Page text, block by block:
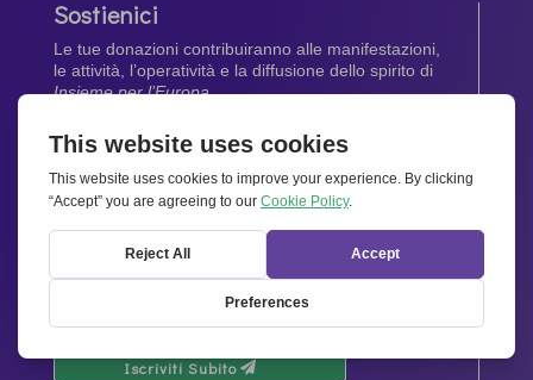
Sostienici
Le tue donazioni contribuiranno alle manifestazioni,
le attività, l’operatività e la diffusione dello spirito di
Insieme per l’Europa.
Dona Ora
Newsletter
Rimani aggiornato di tutte le ultime notizie dalla
Iscriviti Subito